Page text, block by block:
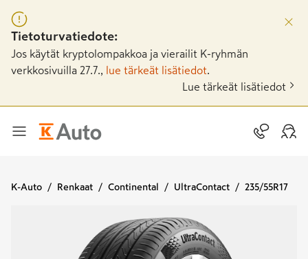
Tietoturvatiedote:
Jos käytät kryptolompakkoa ja vierailit K-ryhmän
verkkosivuilla 27.7.,
lue tärkeät lisätiedot
Lue tärkeät lisätiedot
K-Auto Renkaat Continental UltraContact 235/55R17